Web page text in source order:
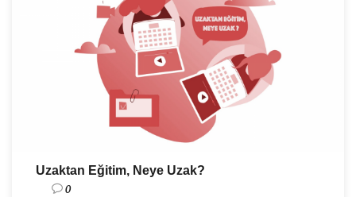
Uzaktan Eğitim, Neye Uzak?
0